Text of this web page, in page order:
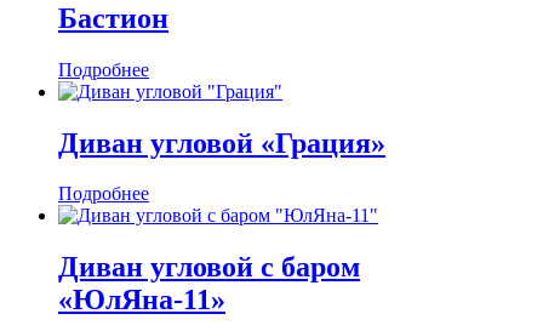
Бастион
Подробнее
Диван угловой «Грация»
Подробнее
Диван угловой с баром
«ЮлЯна-11»